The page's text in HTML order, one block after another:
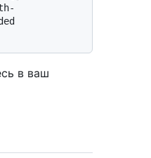
в ваш